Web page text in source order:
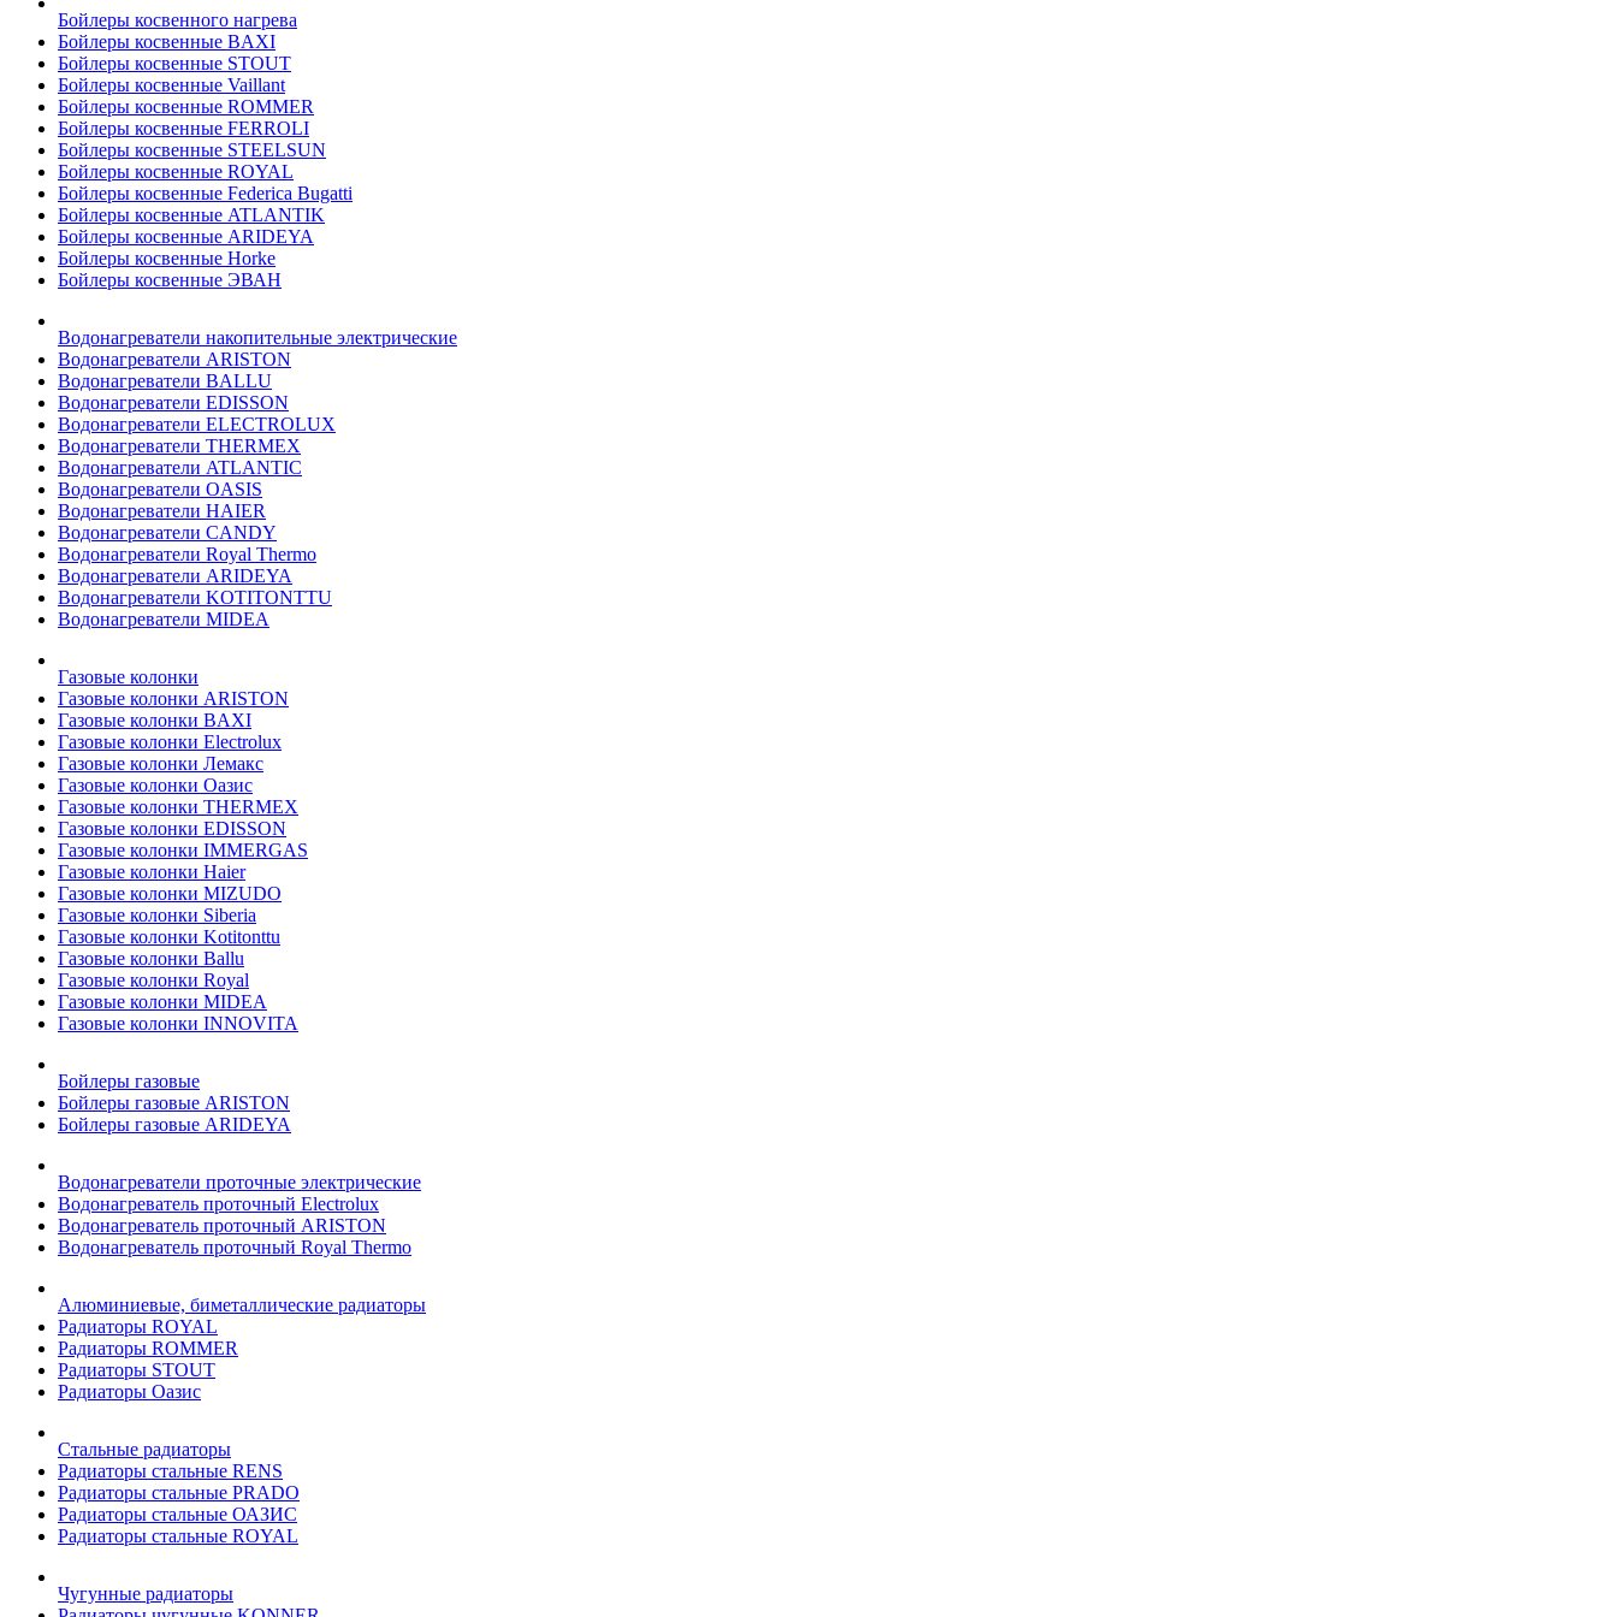
Бойлеры косвенного нагрева
Бойлеры косвенные BAXI
Бойлеры косвенные STOUT
Бойлеры косвенные Vaillant
Бойлеры косвенные ROMMER
Бойлеры косвенные FERROLI
Бойлеры косвенные STEELSUN
Бойлеры косвенные ROYAL
Бойлеры косвенные Federica Bugatti
Бойлеры косвенные ATLANTIK
Бойлеры косвенные ARIDEYA
Бойлеры косвенные Horke
Бойлеры косвенные ЭВАН
Водонагреватели накопительные электрические
Водонагреватели ARISTON
Водонагреватели BALLU
Водонагреватели EDISSON
Водонагреватели ELECTROLUX
Водонагреватели THERMEX
Водонагреватели ATLANTIC
Водонагреватели OASIS
Водонагреватели HAIER
Водонагреватели CANDY
Водонагреватели Royal Thermo
Водонагреватели ARIDEYA
Водонагреватели KOTITONTTU
Водонагреватели MIDEA
Газовые колонки
Газовые колонки ARISTON
Газовые колонки BAXI
Газовые колонки Electrolux
Газовые колонки Лемакс
Газовые колонки Оазис
Газовые колонки THERMEX
Газовые колонки EDISSON
Газовые колонки IMMERGAS
Газовые колонки Haier
Газовые колонки MIZUDO
Газовые колонки Siberia
Газовые колонки Kotitonttu
Газовые колонки Ballu
Газовые колонки Royal
Газовые колонки MIDEA
Газовые колонки INNOVITA
Бойлеры газовые
Бойлеры газовые ARISTON
Бойлеры газовые ARIDEYA
Водонагреватели проточные электрические
Водонагреватель проточный Electrolux
Водонагреватель проточный ARISTON
Водонагреватель проточный Royal Thermo
Алюминиевые, биметаллические радиаторы
Радиаторы ROYAL
Радиаторы ROMMER
Радиаторы STOUT
Радиаторы Оазис
Стальные радиаторы
Радиаторы стальные RENS
Радиаторы стальные PRADO
Радиаторы стальные ОАЗИС
Радиаторы стальные ROYAL
Чугунные радиаторы